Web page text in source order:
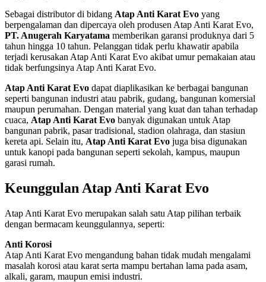
Sebagai distributor di bidang Atap Anti Karat Evo yang
berpengalaman dan dipercaya oleh produsen Atap Anti Karat Evo,
PT. Anugerah Karyatama memberikan garansi produknya dari 5
tahun hingga 10 tahun. Pelanggan tidak perlu khawatir apabila
terjadi kerusakan Atap Anti Karat Evo akibat umur pemakaian atau
tidak berfungsinya Atap Anti Karat Evo.
Atap Anti Karat Evo dapat diaplikasikan ke berbagai bangunan
seperti bangunan industri atau pabrik, gudang, bangunan komersial
maupun perumahan. Dengan material yang kuat dan tahan terhadap
cuaca, Atap Anti Karat Evo banyak digunakan untuk Atap
bangunan pabrik, pasar tradisional, stadion olahraga, dan stasiun
kereta api. Selain itu, Atap Anti Karat Evo juga bisa digunakan
untuk kanopi pada bangunan seperti sekolah, kampus, maupun
garasi rumah.
Keunggulan Atap Anti Karat Evo
Atap Anti Karat Evo merupakan salah satu Atap pilihan terbaik
dengan bermacam keunggulannya, seperti:
Anti Korosi
Atap Anti Karat Evo mengandung bahan tidak mudah mengalami
masalah korosi atau karat serta mampu bertahan lama pada asam,
alkali, garam, maupun emisi industri.